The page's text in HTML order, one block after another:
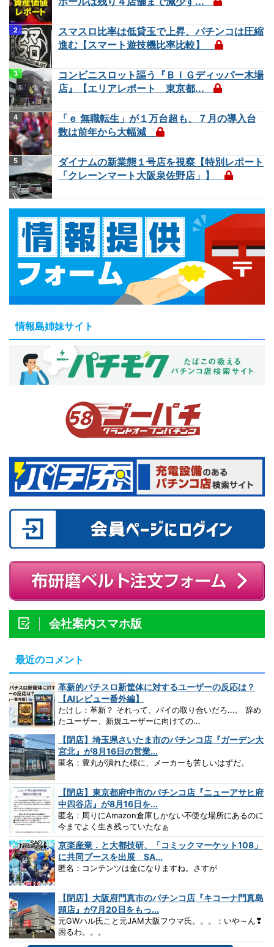
スマスロ比率は低貸玉で上昇、パチンコは圧縮
進む【スマート遊技機比率比較】
コンビニスロット謳う『ＢＩＧディッパー木場
店』【エリアレポート 東京都...
「ｅ 無職転生」が１万台超も、７月の導入台
数は前年から大幅減
ダイナムの新業態１号店を視察【特別レポート
「クレーンマート大阪泉佐野店」】
情報島姉妹サイト
会社案内スマホ版
最近のコメント
革新的パチスロ新筐体に対するユーザーの反応は？
【AIレビュー番外編】
たけし：革新？ それって、パイの取り合いだろ...。 辞め
たユーザー、新規ユーザーに向けての...
【閉店】埼玉県さいたま市のパチンコ店『ガーデン大
宮北』が8月16日の営業...
匿名：豊丸が潰れた様に、メーカーも苦しいはずだ。
【閉店】東京都府中市のパチンコ店『ニューアサヒ府
中四谷店』が8月16日を...
匿名：周りにAmazon倉庫しかない不便な場所にあるのに
今までよく生き残っていたなぁ
京楽産業．と大都技研、「コミックマーケット108」
に共同ブースを出展 SA...
匿名：コンテンツは金になりますね。さすが
【閉店】大阪府門真市のパチンコ店『キコーナ門真島
頭店』が7月20日をもっ...
元GWハル氏こと元JAM大阪フウマ氏。。。：いや～ん❣
困るわ。。。